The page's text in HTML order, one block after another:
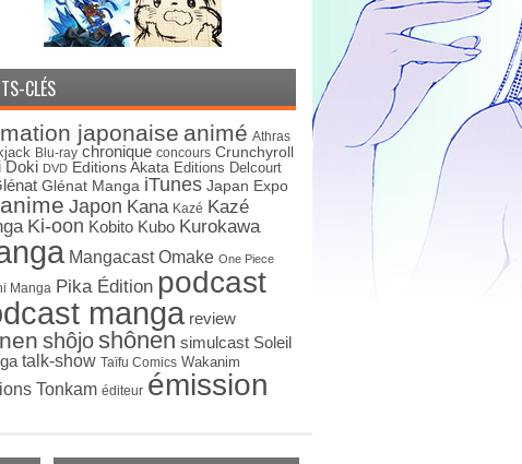
CLÉS
japonaise animé Athras
Blu-ray chronique concours Crunchyroll
Doki DVD Editions Akata Editions Delcourt
Glénat Manga iTunes Japan Expo
Japon Kana Kazé Kazé
Ki-oon Kobito Kubo Kurokawa
Mangacast Omake One Piece
Manga Pika Édition podcast
manga review
shôjoshônen simulcast Soleil
talk-show Taïfu Comics Wakanim
Tonkam éditeur émission